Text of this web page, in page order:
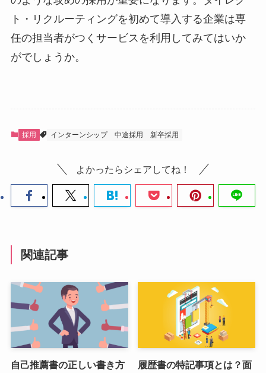
ト・リクルーティングを初めて導入する企業は専
任の担当者がつくサービスを利用してみてはいか
がでしょうか。
採用 インターンシップ 中途採用 新卒採用
よかったらシェアしてね！
関連記事
自己推薦書の正しい書き方
履歴書の特記事項とは？面